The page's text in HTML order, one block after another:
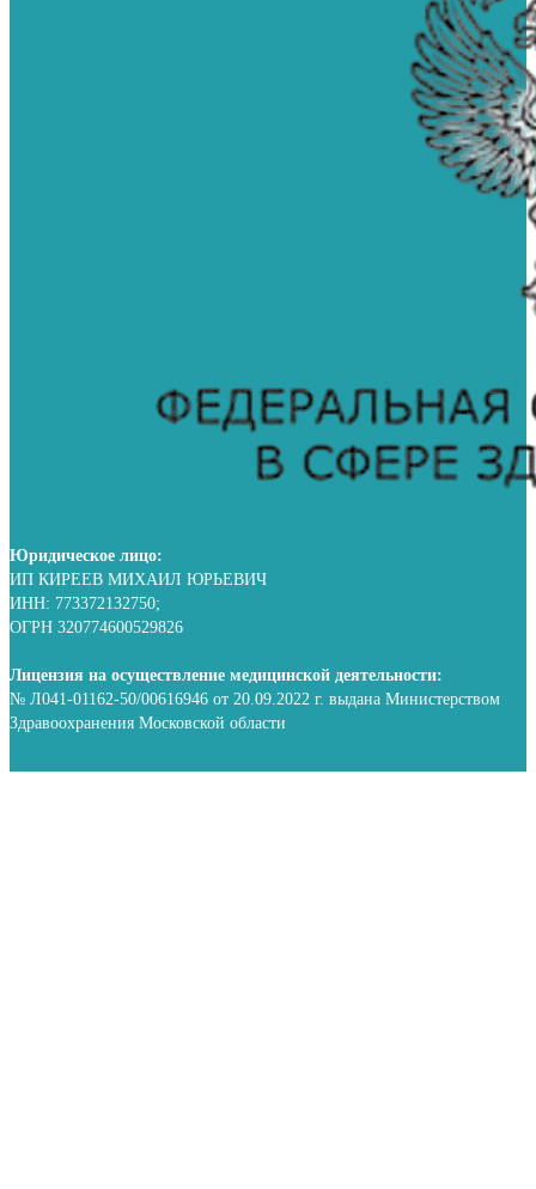
Юридическое лицо:
ИП КИРЕЕВ МИХАИЛ ЮРЬЕВИЧ
ИНН: 773372132750;
ОГРН 320774600529826
Лицензия на осуществление медицинской деятельности:
№ Л041-01162-50/00616946 от 20.09.2022 г. выдана Министерством
Здравоохранения Московской области